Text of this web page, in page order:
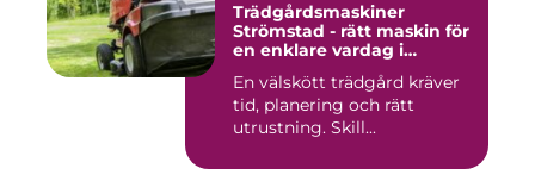
Trädgårdsmaskiner
Strömstad - rätt maskin för
en enklare vardag i
En välskött trädgård kräver
tid, planering och rätt
utrustning. Skill...